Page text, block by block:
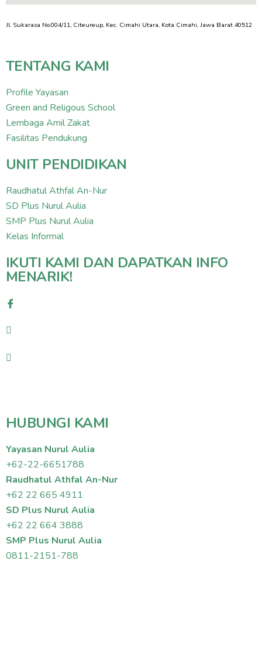
Jl. Sukarasa No.004/11, Citeureup, Kec. Cimahi Utara, Kota Cimahi, Jawa Barat 40512
TENTANG KAMI
Profile Yayasan
Green and Religous School
Lembaga Amil Zakat
Fasilitas Pendukung
UNIT PENDIDIKAN
Raudhatul Athfal An-Nur
SD Plus Nurul Aulia
SMP Plus Nurul Aulia
Kelas Informal
IKUTI KAMI DAN DAPATKAN INFO
MENARIK!
HUBUNGI KAMI
Yayasan Nurul Aulia
+62-22-6651788
Raudhatul Athfal An-Nur
+62 22 665 4911
SD Plus Nurul Aulia
+62 22 664 3888
SMP Plus Nurul Aulia
0811-2151-788